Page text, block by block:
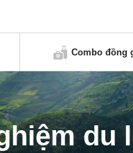
Combo đồng
du